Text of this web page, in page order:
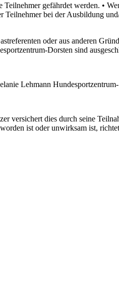
gefährdet werden. •
bei der Ausbildung
oder aus anderen
Dorsten sind
Lehmann
dies durch seine
ist oder unwirksam ist,